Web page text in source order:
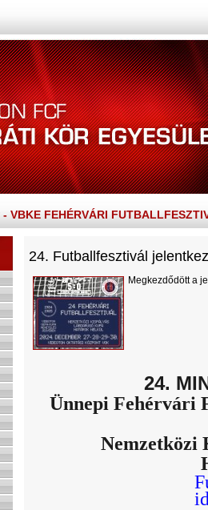
- VBKE FEHÉRVÁRI
24. Futballfesztivál
Megkezdődött a
24.
Ünnepi Fehérvári
Nemzetközi